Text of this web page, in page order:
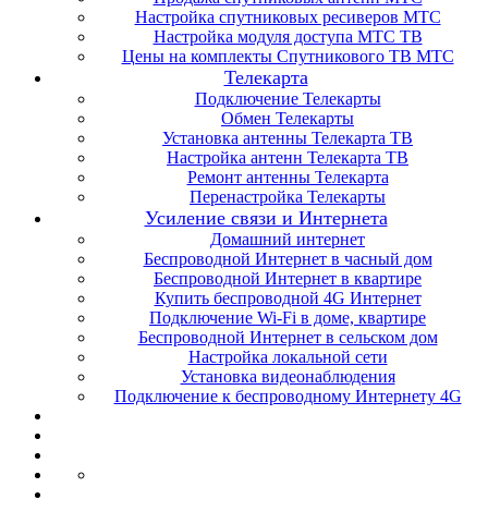
Настройка спутниковых ресиверов МТС
Настройка модуля доступа МТС ТВ
Цены на комплекты Спутникового ТВ МТС
Телекарта
Подключение Телекарты
Обмен Телекарты
Установка антенны Телекарта ТВ
Настройка антенн Телекарта ТВ
Ремонт антенны Телекарта
Перенастройка Телекарты
Усиление связи и Интернета
Домашний интернет
Беспроводной Интернет в часный дом
Беспроводной Интернет в квартире
Купить беспроводной 4G Интернет
Подключение Wi-Fi в доме, квартире
Беспроводной Интернет в сельском дом
Настройка локальной сети
Установка видеонаблюдения
Подключение к беспроводному Интернету 4G